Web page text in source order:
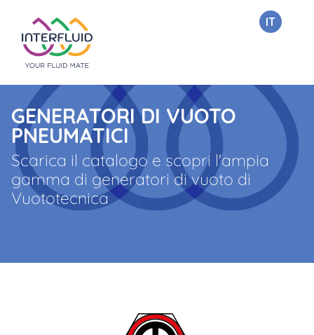
IT
GENERATORI DI VUOTO
PNEUMATICI
Scarica il catalogo e scopri l'ampia
gamma di generatori di vuoto di
Vuototecnica